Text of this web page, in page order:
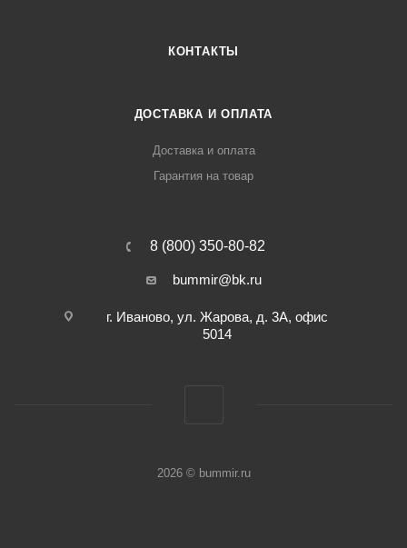
КОНТАКТЫ
ДОСТАВКА И ОПЛАТА
Доставка и оплата
Гарантия на товар
8 (800) 350-80-82
bummir@bk.ru
г. Иваново, ул. Жарова, д. 3А, офис
5014
2026 © bummir.ru